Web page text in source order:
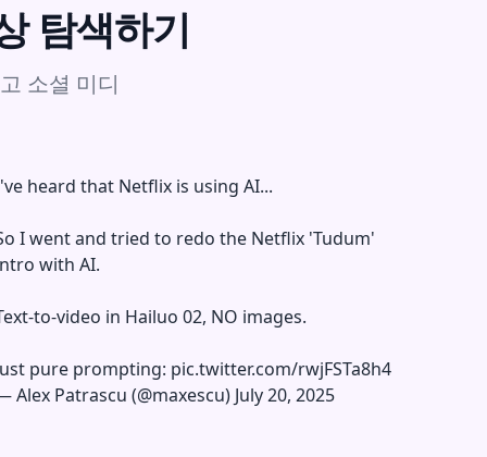
탐색하기
소셜 미디
heard that Netflix is using AI...
I went and tried to redo the Netflix 'Tudum'
with AI.
to-video in Hailuo 02, NO images.
pure prompting: pic.twitter.com/rwjFSTa8h4
Alex Patrascu (@maxescu) July 20, 2025